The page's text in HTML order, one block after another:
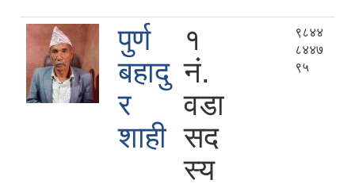
पुर्ण
बहादु
र
शाही
१
नं.
वडा
सद
स्य
९८४४
८४४७
९५